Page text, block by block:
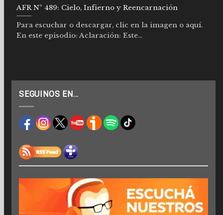
AFR Nº 489: Cielo, Infierno y Reencarnación
Para escuchar o descargar, clic en la imagen o aquí.
En este episodio: Aclaración: Este...
SEGUINOS EN…